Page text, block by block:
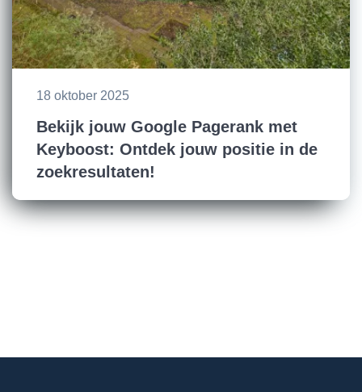
18 oktober 2025
Bekijk jouw Google Pagerank met
Keyboost: Ontdek jouw positie in de
zoekresultaten!